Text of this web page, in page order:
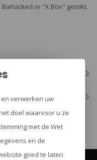
or "X Box" gestikt
verwerken uw
doel waarvoor u ze
met de Wet
en de
goed te laten